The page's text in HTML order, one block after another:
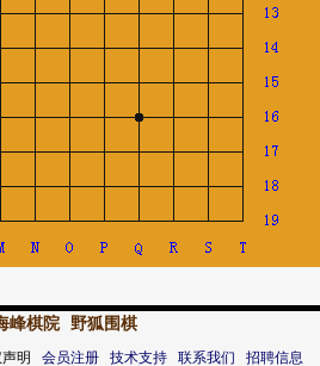
峰棋院 野狐围棋
明 会员注册 技术支持 联系我们 招聘信息